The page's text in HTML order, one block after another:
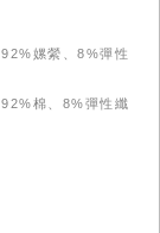
嫘縈、8%彈性
棉、8%彈性纖